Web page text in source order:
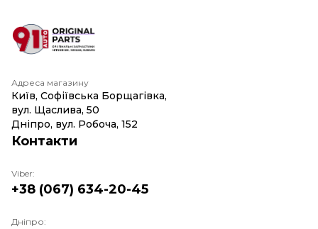
Адреса магазину
Київ, Софіївська Борщагівка,
вул. Щаслива, 50
Дніпро, вул. Робоча, 152
Контакти
Viber:
+38 (067) 634-20-45
Дніпро: